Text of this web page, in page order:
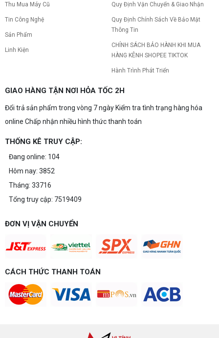
Thu Mua Máy Cũ
Tin Công Nghệ
Sản Phẩm
Linh Kiện
Quy Định Vận Chuyển & Giao Nhận
Quy Định Chính Sách Về Bảo Mật
Thông Tin
CHÍNH SÁCH BẢO HÀNH KHI MUA
HÀNG KÊNH SHOPEE TIKTOK
Hành Trình Phát Triển
GIAO HÀNG TẬN NƠI HỎA TỐC 2H
Đổi trả sản phẩm trong vòng 7 ngày Kiểm tra tình trạng hàng hóa
online Chấp nhận nhiều hình thức thanh toán
THỐNG KÊ TRUY CẬP:
Đang online: 104
Hôm nay: 3852
Tháng: 33716
Tổng truy cập: 7519409
ĐƠN VỊ VẬN CHUYỂN
CÁCH THỨC THANH TOÁN